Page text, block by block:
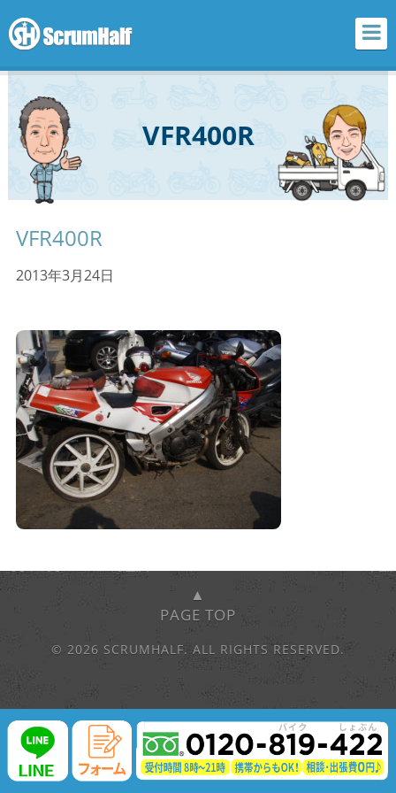
VFR400R
VFR400R
2013年3月24日
▲
PAGE TOP
© 2026 SCRUMHALF. ALL RIGHTS RESERVED.